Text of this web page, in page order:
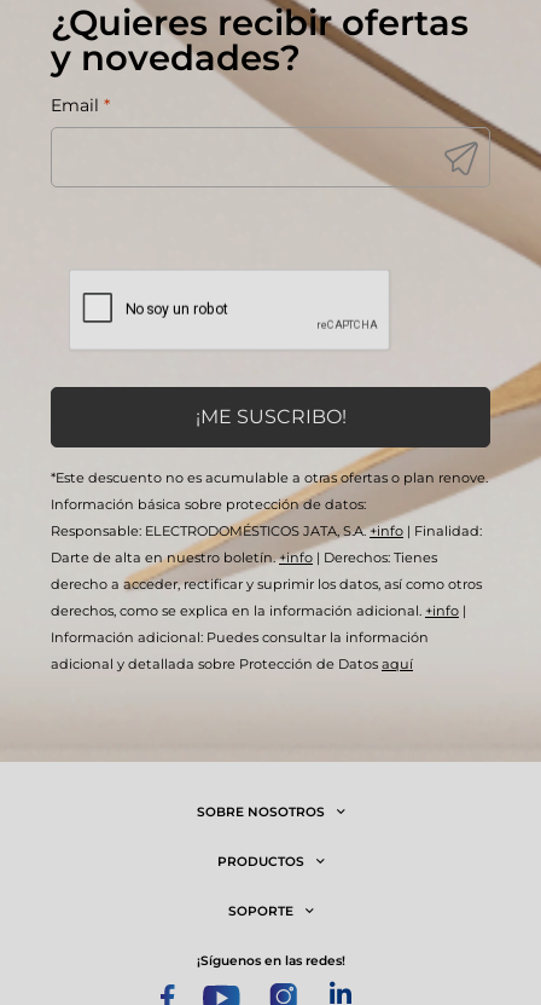
¿Quieres recibir ofertas
y novedades?
Email *
*Este descuento no es acumulable a otras ofertas o plan renove.
Información básica sobre protección de datos:
Responsable: ELECTRODOMÉSTICOS JATA, S.A.+info | Finalidad:
Darte de alta en nuestro boletín.+info | Derechos: Tienes
derecho a acceder, rectificar y suprimir los datos, así como otros
derechos, como se explica en la información adicional. +info |
Información adicional: Puedes consultar la información
adicional y detallada sobre Protección de Datos aquí
SOBRE NOSOTROS
PRODUCTOS
SOPORTE
¡síguenos en las redes!